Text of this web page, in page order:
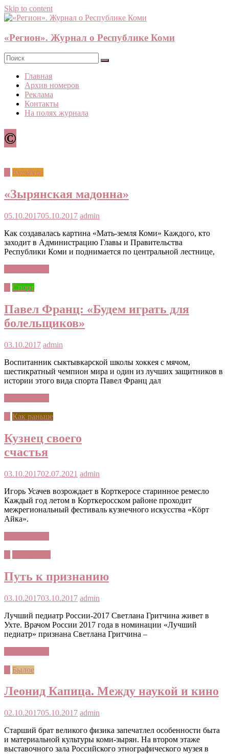
Skip to content
«Регион». Журнал о Республике Коми
Главная
Архив номеров
Реклама
Контакты
На полях журнала
©
Культура
«Зырянская мадонна»
05.10.201705.10.2017 admin
Как создавалась картина «Мать-земля Коми» Каждого, кто
заходит в Администрацию Главы и Правительства
Республики Коми и поднимается по центральной лестнице,
Спорт
Павел Франц: «Будем играть для
болельщиков»
03.10.2017 admin
Воспитанник сыктывкарской школы хоккея с мячом,
шестикратный чемпион мира и один из лучших защитников в
истории этого вида спорта Павел Франц дал
Как раньше
Кузнец своего
счастья
03.10.201702.07.2021 admin
Игорь Усачев возрождает в Корткеросе старинное ремесло
Каждый год летом в Корткеросском районе проходит
межрегиональный фестиваль кузнечного искусства «Кöрт
Айка».
Путь к признанию
03.10.201703.10.2017 admin
Лучший педиатр России-2017 Светлана Гритчина живет в
Ухте. Врачом России 2017 года в номинации «Лучший
педиатр» признана Светлана Гритчина –
Былое
Леонид Капица. Между наукой и кино
02.10.201705.10.2017 admin
Старший брат великого физика запечатлел особенности быта
и материальной культуры коми-зырян. На втором этаже
выставочного зала Российского этнографического музея в